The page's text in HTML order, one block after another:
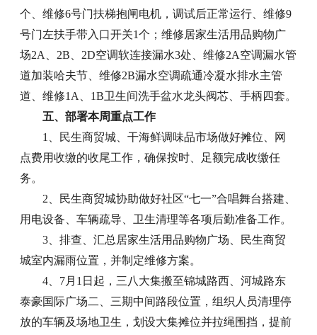
个、维修6号门扶梯抱闸电机，调试后正常运行、维修9
号门左扶手带入口开关1个；维修居家生活用品购物广
场2A、2B、2D空调软连接漏水3处、维修2A空调漏水管
道加装哈夫节、维修2B漏水空调疏通冷凝水排水主管
道、维修1A、1B卫生间洗手盆水龙头阀芯、手柄四套。
五、部署本周重点工作
1、民生商贸城、干海鲜调味品市场做好摊位、网
点费用收缴的收尾工作，确保按时、足额完成收缴任
务。
2、民生商贸城协助做好社区“七一”合唱舞台搭建、
用电设备、车辆疏导、卫生清理等各项后勤准备工作。
3、排查、汇总居家生活用品购物广场、民生商贸
城室内漏雨位置，并制定维修方案。
4、7月1日起，三八大集搬至锦城路西、河城路东
泰豪国际广场二、三期中间路段位置，组织人员清理停
放的车辆及场地卫生，划设大集摊位并拉绳围挡，提前